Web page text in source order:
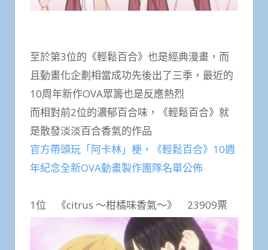
至於第3位的《輕鬆百合》也是經典漫畫，而
且動畫化企劃相當成功先後出了三季，最近的
10周年新作OVA眾籌也是反應熱烈
而相對前2位的濃郁百合味，《輕鬆百合》就
是散發淡淡百合香氣的作品
官方帶頭玩「阿卡林」梗，《輕鬆百合》10週
年紀念全新OVA動畫製作團隊名單公佈
1位 《citrus ～柑橘味香氣～》 23909票